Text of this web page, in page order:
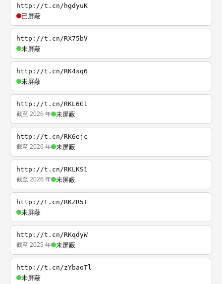
http://t.cn/hgdyuK
已屏蔽
http://t.cn/RX75bV
未屏蔽
http://t.cn/RK4sq6
未屏蔽
http://t.cn/RKL6G1
截至 2026 年 未屏蔽
http://t.cn/RK6ejc
截至 2026 年 未屏蔽
http://t.cn/RKLKS1
截至 2026 年 未屏蔽
http://t.cn/RKZR5T
未屏蔽
http://t.cn/RKqdyW
截至 2025 年 未屏蔽
http://t.cn/zYbaoTl
未屏蔽